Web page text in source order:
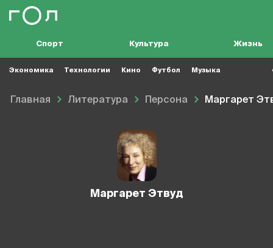
Спорт Культура Жизнь
Экономика Технологии Кино Футбол Музыка
Главная Литература Персона Маргарет
Маргарет Этвуд